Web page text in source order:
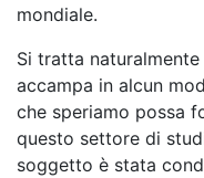
mondiale.
Si tratta
accampa in alcun
che speriamo possa
questo settore di
soggetto è stata